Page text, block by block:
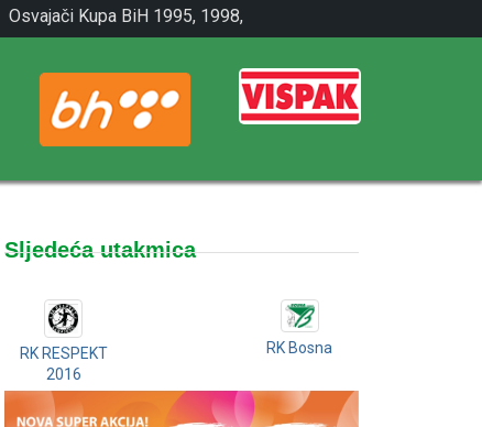
Osvajači Kupa BiH 1995, 1998,
2001.
Sljedeća utakmica
RK RESPEKT
2016
RK Bosna